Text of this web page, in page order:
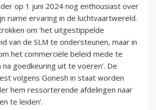
op 1 juni 2024 nog enthousiast over
ruime ervaring in de luchtvaartwereld.
om ‘het uitgestippelde
van de SLM te ondersteunen, maar in
het commerciële beleid mede te
goedkeuring uit te voeren’. De
volgens Gonesh in staat worden
hem ressorterende afdelingen naar
te leiden’.